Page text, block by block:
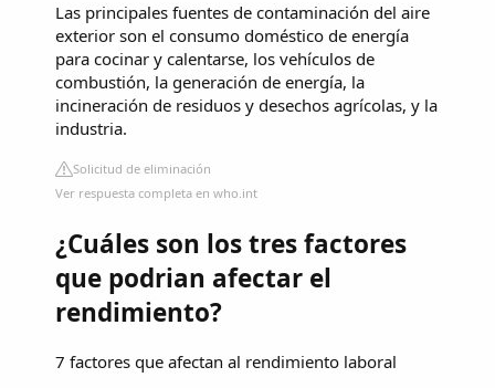
Las principales fuentes de contaminación del aire
exterior son el consumo doméstico de energía
para cocinar y calentarse, los vehículos de
combustión, la generación de energía, la
incineración de residuos y desechos agrícolas, y la
industria.
Solicitud de eliminación
Ver respuesta completa en who.int
¿Cuáles son los tres factores
que podrian afectar el
rendimiento?
7 factores que afectan al rendimiento laboral